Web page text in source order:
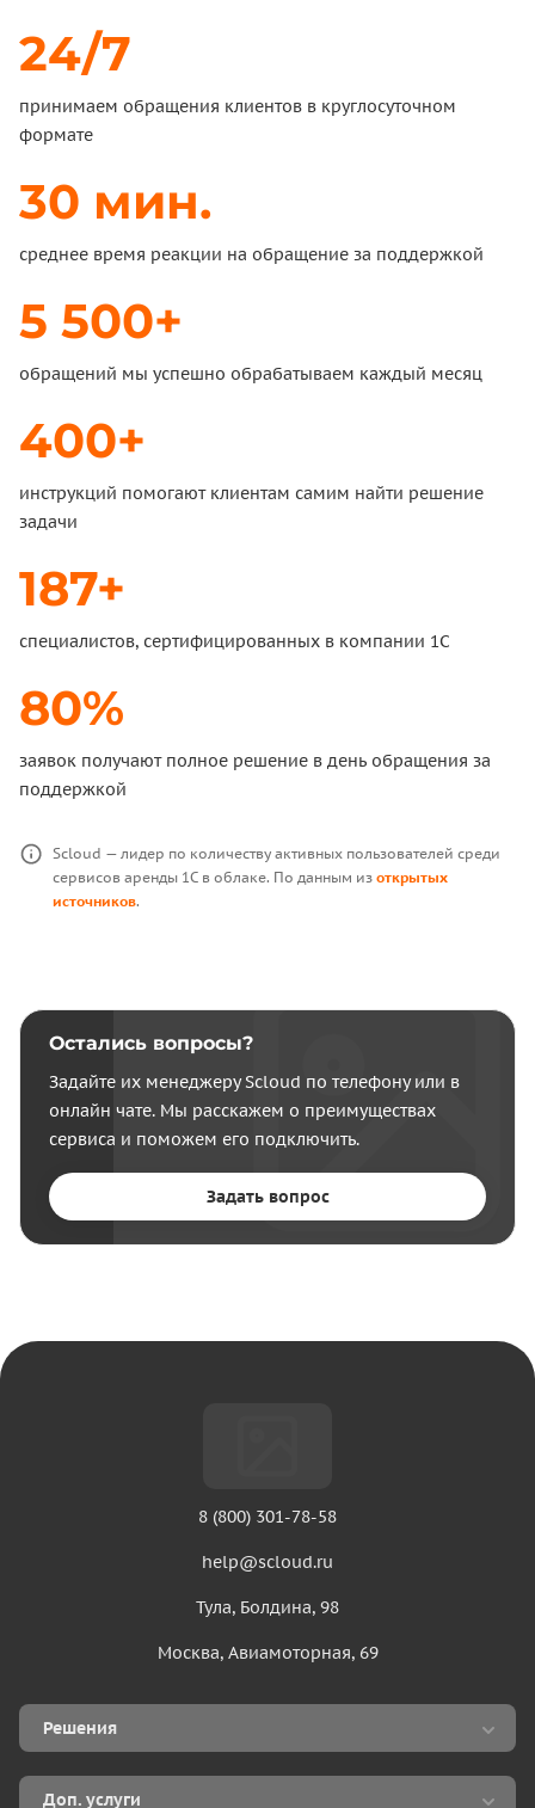
24/7
принимаем обращения клиентов в круглосуточном
формате
30 мин.
среднее время реакции на обращение за поддержкой
5 500+
обращений мы успешно обрабатываем каждый месяц
400+
инструкций помогают клиентам самим найти решение
задачи
187+
специалистов, сертифицированных в компании 1С
80%
заявок получают полное решение в день обращения за
поддержкой
Scloud — лидер по количеству активных пользователей среди
сервисов аренды 1С в облаке. По данным из открытых
источников.
Остались вопросы?
Задайте их менеджеру Scloud по телефону или в
онлайн чате. Мы расскажем о преимуществах
сервиса и поможем его подключить.
Задать вопрос
8 (800) 301-78-58
help@scloud.ru
Тула, Болдина, 98
Москва, Авиамоторная, 69
Решения
Доп. услуги